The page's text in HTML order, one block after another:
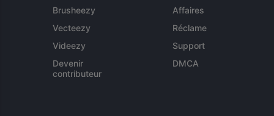
Brusheezy
Vecteezy
Videezy
Devenir
contributeur
Affaires
Réclame
Support
DMCA